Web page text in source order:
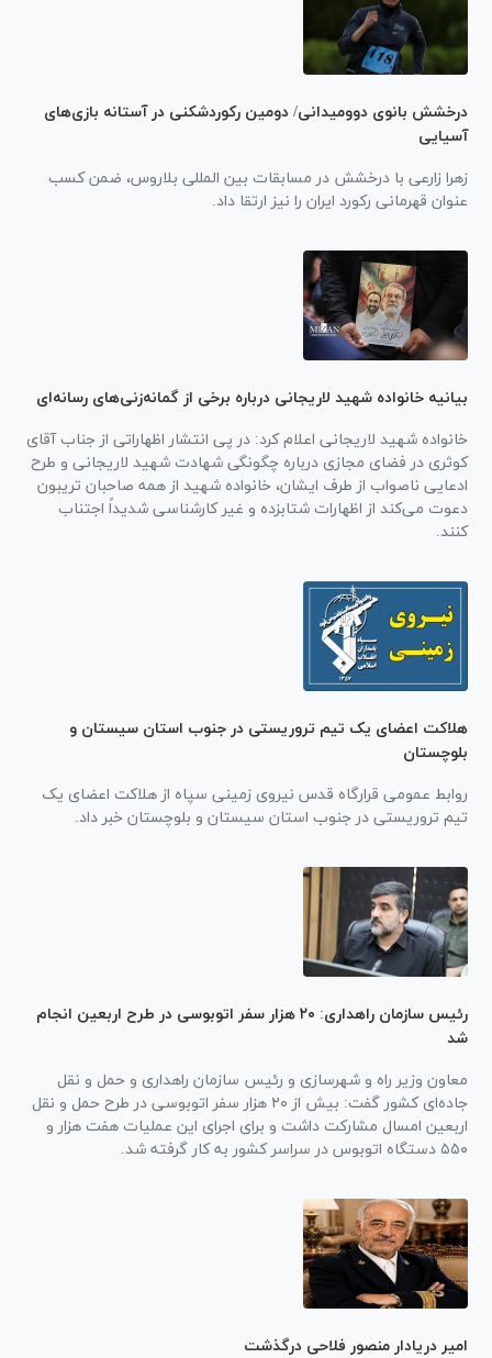
درخشش بانوی دوومیدانی/ دومین رکوردشکنی در آستانه بازی‌های
آسیایی
زهرا زارعی با درخشش در مسابقات بین المللی بلاروس، ضمن کسب
عنوان قهرمانی رکورد ایران را نیز ارتقا داد.
بیانیه خانواده شهید لاریجانی درباره برخی از گمانه‌زنی‌های رسانه‌ای
خانواده شهید لاریجانی اعلام کرد: در پی انتشار اظهاراتی از جناب آقای
کوثری در فضای مجازی درباره چگونگی شهادت شهید لاریجانی و طرح
ادعایی ناصواب از طرف ایشان، خانواده شهید از همه صاحبان تریبون
دعوت می‌کند از اظهارات شتابزده و غیر کارشناسی شدیداً اجتناب
کنند.
هلاکت اعضای یک تیم تروریستی در جنوب استان سیستان و
بلوچستان
روابط عمومی قرارگاه قدس نیروی زمینی سپاه از هلاکت اعضای یک
تیم تروریستی در جنوب استان سیستان و بلوچستان خبر داد.
رئیس سازمان راهداری: ۲۰ هزار سفر اتوبوسی در طرح اربعین انجام
شد
معاون وزیر راه و شهرسازی و رئیس سازمان راهداری و حمل و نقل
جاده‌ای کشور گفت: بیش از ۲۰ هزار سفر اتوبوسی در طرح حمل و نقل
اربعین امسال مشارکت داشت و برای اجرای این عملیات هفت هزار و
۵۵۰ دستگاه اتوبوس در سراسر کشور به کار گرفته شد.
امیر دریادار منصور فلاحی درگذشت